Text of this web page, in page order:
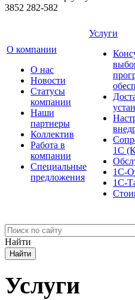
3852 282-582
О компании
О нас
Новости
Cтатусы
компании
Наши
партнеры
Коллектив
Работа в
компании
Специальные
предложения
Услуги
1С
1С-
1С-
Найти
Услуги